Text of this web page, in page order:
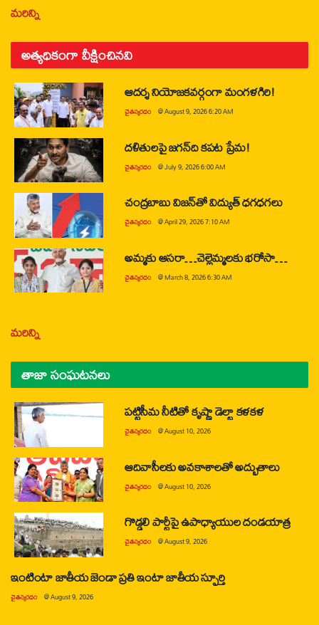
మరిన్ని
అత్యధికంగా వీక్షించినవి
ఆదర్శ నియోజకవర్గంగా మంగళగిరి!
చైతన్యరధం @August 9, 2026 6:20 AM
దళితులపై జగన్‌ది కపట ప్రేమ!
చైతన్యరధం @July 9, 2026 6:00 AM
చంద్రబాబు విజన్‌తో విద్యుత్ ధగధగలు
చైతన్యరధం @April 29, 2026 7:10 AM
అమ్మకు ఆసరా…చెల్లెమ్మలకు భరోసా…
చైతన్యరధం @March 8, 2026 6:30 AM
మరిన్ని
తాజా సంఘటనలు
పట్టిసీమ నీటితో కృష్ణా డెల్టా కళకళ
చైతన్యరధం @August 10, 2026
ఆదివాసీలకు అవకాశాలతో అద్భుతాలు
చైతన్యరధం @August 10, 2026
గొడ్డలి పార్టీపై ఉపాధ్యాయుల దండయాత్ర
చైతన్యరధం @August 9, 2026
ఇంటింటా జాతీయ జెండా ప్రతి ఇంటా జాతీయ స్ఫూర్తి
చైతన్యరధం @August 9, 2026